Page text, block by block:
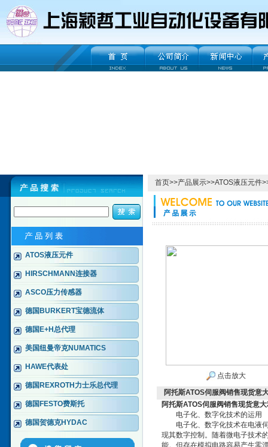
ATOS液压元件
HIRSCHMANN连接器
ASCO压力传感器
德国BURKERT宝德流体
德国E+H总代理
美国纽曼帝克NUMATICS
HAWE代表处
德国REXROTH力士乐总代理
德国FESTO费斯托
德国贺德克HYDAC
首页>>产品展示>>ATOS液压元件
点击放大
阿托斯ATOS伺服阀销售现货意
阿托斯ATOS伺服阀销售现货意
电子化、数字化技术的运用
电子化、数字化技术在电液伺
现其数字控制。随着微电子技术
能。但存在模拟电路容易产生零